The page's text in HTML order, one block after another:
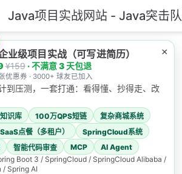
Java项目实战网站 - Java突击队
主页
Java 基础面试题
NIO面试
题及答案
java突击队
×
业级项目实战（可写进简历）
¥159· 不满意 3 天包退
优惠券 · 3000+ 球友已加入
到压测，一套打通：看得懂、抄得走、改
识库 100万QPS短链
复杂商城系统
SaaS点餐（多租户）
SpringCloud系统
智能代码审查 MCP
AI Agent
Boot 3 / SpringCloud / SpringCloud Alibaba /
/ Spring AI